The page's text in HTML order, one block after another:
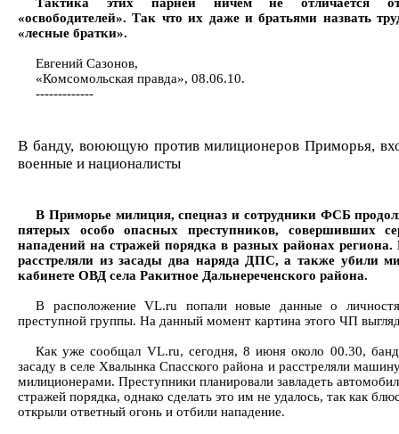
«освободителей». Так что их даже и братьями назвать
«лесные братки».
Евгений Сазонов,
«Комсомольская правда», 08.06.10.
-------------
В банду, воюющую против милиционеров Приморья,
военные и националисты
В Приморье милиция, спецназ и сотрудники ФСБ
пятерых особо опасных преступников, совершивших
нападений на стражей порядка в разных районах
расстреляли из засады два наряда ДПС, а также убили
кабинете ОВД села Ракитное Дальнереченского района.
В расположение VL.ru попали новые данные о
преступной группы. На данный момент картина этого ЧП
Как уже сообщал VL.ru, сегодня, 8 июня около 00.30,
засаду в селе Хвалынка Спасского района и расстреляли
милиционерами. Преступники планировали завладеть
стражей порядка, однако сделать это им не удалось, так как
открыли ответный огонь и отбили нападение.